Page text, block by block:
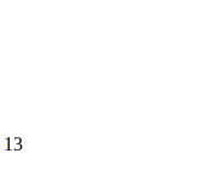
13